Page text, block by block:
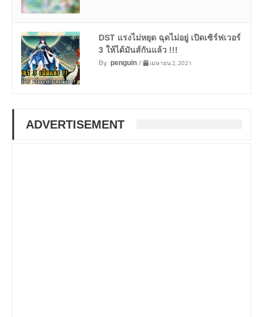
DST แรงไม่หยุด ฉุดไม่อยู่ เปิดเซิร์ฟเวอร์
3 ให้ได้มันส์กันแล้ว !!!
By penguin/ เมษายน 2, 2021
ADVERTISEMENT